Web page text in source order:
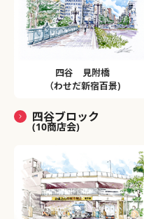
四谷 見附橋
（わせだ新宿百景)
四谷ブロック
(10商店会)